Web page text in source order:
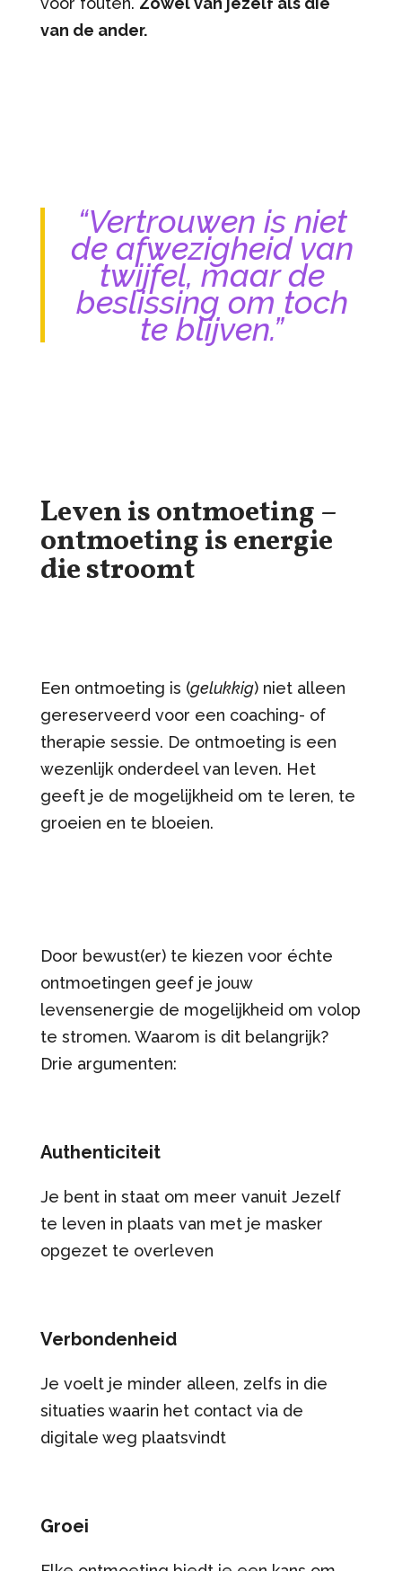
van de ander.
“Vertrouwen is niet
de afwezigheid van
twijfel, maar de
beslissing om toch
te blijven.”
Leven is ontmoeting –
ontmoeting is energie
die stroomt
Een ontmoeting is (gelukkig) niet alleen
gereserveerd voor een coaching- of
therapie sessie. De ontmoeting is een
wezenlijk onderdeel van leven. Het
geeft je de mogelijkheid om te leren, te
groeien en te bloeien.
Door bewust(er) te kiezen voor échte
ontmoetingen geef je jouw
levensenergie de mogelijkheid om volop
te stromen. Waarom is dit belangrijk?
Drie argumenten:
Authenticiteit
Je bent in staat om meer vanuit Jezelf
te leven in plaats van met je masker
opgezet te overleven
Verbondenheid
Je voelt je minder alleen, zelfs in die
situaties waarin het contact via de
digitale weg plaatsvindt
Groei